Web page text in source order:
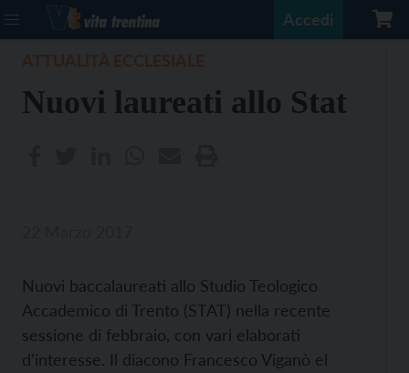
Accedi
Nuovi laureati allo Stat
Nuovi baccalaureati allo Studio Teologico
Accademico di Trento (STAT) nella recente
sessione di febbraio, con vari elaborati
d'interesse. Il diacono Francesco Viganò el